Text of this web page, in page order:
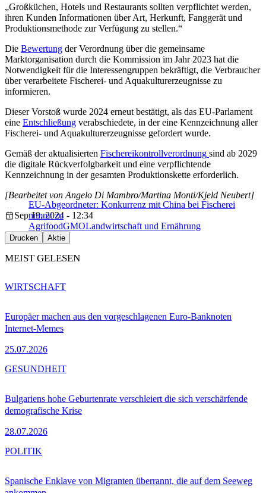
„Großküchen, Hotels und Restaurants sollten verpflichtet werden,
ihren Kunden Informationen über Art, Herkunft, Fanggerät und
Produktionsmethode zur Verfügung zu stellen.“
Die Bewertung der Verordnung über die gemeinsame
Marktorganisation durch die Kommission im Jahr 2023 hat die
Notwendigkeit für die Interessengruppen bekräftigt, die Verbraucher
über verarbeitete Fischerei- und Aquakulturerzeugnisse zu
informieren.
Dieser Vorstoß wurde 2024 erneut bestätigt, als das EU-Parlament
eine Entschließung verabschiedete, in der eine Kennzeichnung aller
Fischerei- und Aquakulturerzeugnisse gefordert wurde.
Gemäß der aktualisierten Fischereikontrollverordnung sind ab 2029
die digitale Rückverfolgbarkeit und eine verpflichtende
Kennzeichnung in der gesamten Produktionskette erforderlich.
EU-Abgeordneter: Konkurrenz mit China bei Fischerei
nimmt zu
[Bearbeitet von Angelo Di Mambro/Martina Monti/Kjeld Neubert]
Sep 19, 2024 - 12:34
AgrifoodGMOLandwirtschaft und Ernährung
Drucken Aktie
MEIST GELESEN
Europäer machen aus den vorgeschlagenen Euro-Banknoten
Internet-Memes
25.07.2026
WIRTSCHAFT
Bulgariens hohe Geburtenrate verschleiert die sich verschärfende
demografische Krise
28.07.2026
GESUNDHEIT
Spanische Enklave von Migranten überrannt, die auf dem Seeweg
POLITIK